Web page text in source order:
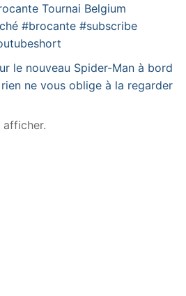
Tournai Belgium
#brocante #subscribe
le nouveau Spider-Man à bord
ne vous oblige à la regarder
afficher.